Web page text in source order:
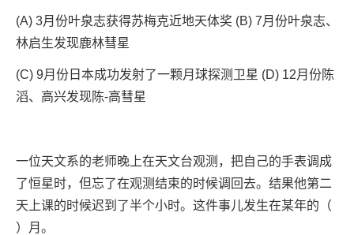
(A) 3月份叶泉志获得苏梅克近地天体奖 (B) 7月份叶泉志、
林启生发现鹿林彗星
(C) 9月份日本成功发射了一颗月球探测卫星 (D) 12月份陈
滔、高兴发现陈-高彗星
一位天文系的老师晚上在天文台观测，把自己的手表调成
了恒星时，但忘了在观测结束的时候调回去。结果他第二
天上课的时候迟到了半个小时。这件事儿发生在某年的（
）月。